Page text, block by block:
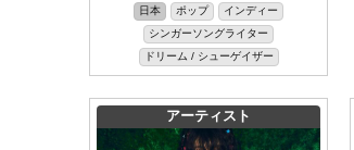
日本 ポップ
インディー
シンガーソングライター
ドリーム / シューゲイザー
アーティスト